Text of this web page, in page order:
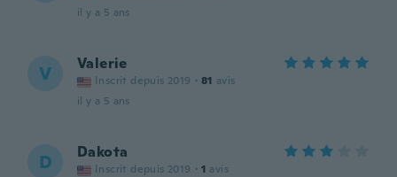
il y a 5 ans
V Valerie
Inscrit depuis 2019 · 81 avis
il y a 5 ans
D Dakota
Inscrit depuis 2019 · 1 avis